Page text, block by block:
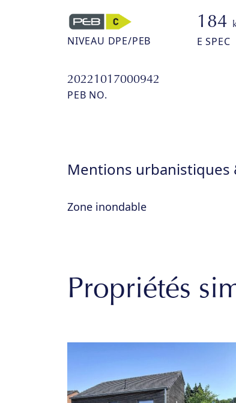
NIVEAU DPE/PEB
184
E SPEC
20221017000942
PEB NO.
Mentions urbanistiques
Zone inondable
Propriétés